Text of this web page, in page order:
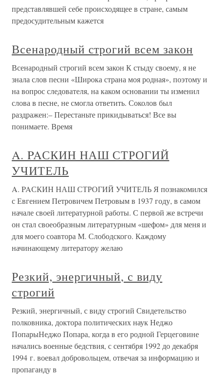
представлявшей себе происходящее в стране, самым
предосудительным кажется
Всенародный строгий всем закон
Всенародный строгий всем закон К стыду своему, я не
знала слов песни «Широка страна моя родная», поэтому и
на вопрос следователя, на каком основании ты изменил
слова в песне, не смогла ответить. Соколов был
раздражен:– Перестаньте прикидываться! Все вы
понимаете. Время
A. PAСКИН НАШ СТРОГИЙ
УЧИТЕЛЬ
A. PAСКИН НАШ СТРОГИЙ УЧИТЕЛЬ Я познакомился
с Евгением Петровичем Петровым в 1937 году, в самом
начале своей литературной работы. С первой же встречи
он стал своеобразным литературным «шефом» для меня и
для моего соавтора М. Слободского. Каждому
начинающему литератору желаю
Резкий, энергичный, с виду
строгий
Резкий, энергичный, с виду строгий Свидетельство
полковника, доктора политических наук Неджо
ПопарыНеджо Попара, когда в его родной Герцеговине
начались военные бедствия, с сентября 1992 до декабря
1994 г. воевал добровольцем, отвечая за информацию и
пропаганду в